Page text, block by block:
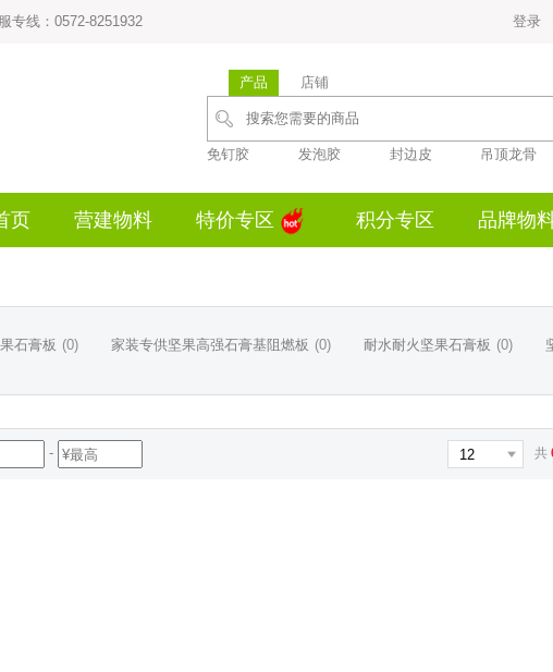
专线：0572-8251932 登录
产品 店铺
免钉胶 发泡胶 封边皮 吊顶龙骨
页 营建物料 特价专区 积分专区 品牌物
石膏板 (0) 家装专供坚果高强石膏基阻燃板 (0) 耐水耐火坚果石膏板 (0)
- 共